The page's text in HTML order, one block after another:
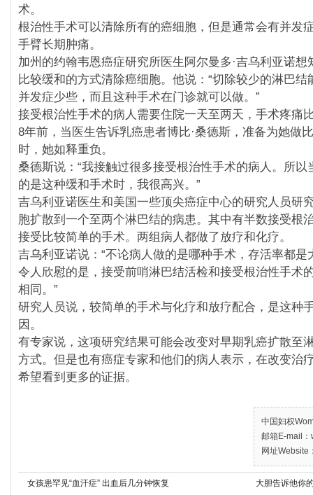
术。
根治性手术可以清除所有的癌细胞，但是通常会有并发
手臂长期肿痛。
加州的约翰韦恩癌症研究所医生阿尔曼多·吉乌利亚诺想
比较缓和的方式清除癌细胞。他说：“切除较少的淋巴结
并发症少些，而且这种手术在门诊就可以做。”
接受根治性手术的病人需要住院一天至两天，手术疼痛
8年前，当医生告诉乳癌患者博比·桑德斯，准备为她做
时，她如释重负。
桑德斯说：“我接触过很多接受根治性手术的病人。所以
的是这种缓和手术时，我很高兴。”
吉乌利亚诺医生和美国一些顶尖癌症中心的研究人员研
胞扩散到一个至两个淋巴结的病患。其中有半数接受根
接受比较简单的手术。两组病人都做了放疗和化疗。
吉乌利亚诺说：“不论病人做的是哪种手术，存活率都是
令人欣慰的是，接受前哨淋巴结活检和接受根治性手术
相同。”
研究人员说，较简单的手术与化疗和放疗配合，是这种
因。
有专家说，这项研究结果可能会改变对早期乳癌扩散至
方式。但是也有癌症专家和他们的病人表示，在改变治
希望看到更多的证据。
中国妇权
邮箱E-mail
网址Website
女孩患罕见“血汗症” 出血后几分钟恢复 大胆告诉他你